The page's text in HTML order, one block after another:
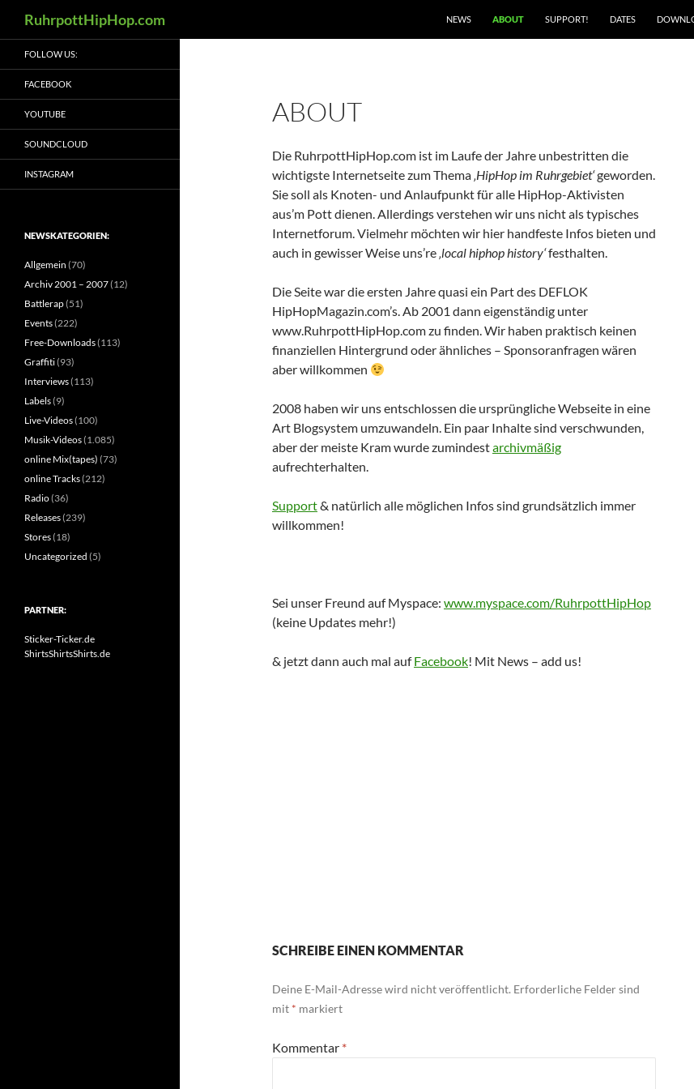
Inhalt
springen
RuhrpottHipHop.com NEWS ABOUT SUPPORT! DATES
ABOUT
Die RuhrpottHipHop.com ist im Laufe der Jahre unbestritten die
wichtigste Internetseite zum Thema‚HipHop im Ruhrgebiet‘geworden.
Sie soll als Knoten- und Anlaufpunkt für alle HipHop-Aktivisten
aus’m Pott dienen. Allerdings verstehen wir uns nicht als typisches
Internetforum. Vielmehr möchten wir hier handfeste Infos bieten und
auch in gewisser Weise uns’re‚local hiphop history‘festhalten.
Die Seite war die ersten Jahre quasi ein Part des DEFLOK
HipHopMagazin.com’s. Ab 2001 dann eigenständig unter
www.RuhrpottHipHop.com zu finden. Wir haben praktisch keinen
finanziellen Hintergrund oder ähnliches – Sponsoranfragen wären
aber willkommen
2008 haben wir uns entschlossen die ursprüngliche Webseite in eine
Art Blogsystem umzuwandeln. Ein paar Inhalte sind verschwunden,
aber der meiste Kram wurde zumindestarchivmäßig
aufrechterhalten.
Support& natürlich alle möglichen Infos sind grundsätzlich immer
willkommen!
Sei unser Freund auf Myspace: www.myspace.com/RuhrpottHipHop
(keine Updates mehr!)
& jetzt dann auch mal aufFacebook! Mit News – add us!
SCHREIBE EINEN KOMMENTAR
Deine E-Mail-Adresse wird nicht veröffentlicht. Erforderliche Felder sind
mit * markiert
Kommentar *
FOLLOW US:
FACEBOOK
YOUTUBE
SOUNDCLOUD
INSTAGRAM
NEWSKATEGORIEN:
Allgemein (70)
Archiv 2001 – 2007(12)
Battlerap(51)
Events(222)
Free-Downloads(113)
Graffiti(93)
Interviews(113)
Labels(9)
Live-Videos(100)
Musik-Videos(1.085)
online Mix(tapes) (73)
online Tracks(212)
Radio(36)
Releases(239)
Stores(18)
Uncategorized (5)
PARTNER:
Sticker-Ticker.de
ShirtsShirtsShirts.de